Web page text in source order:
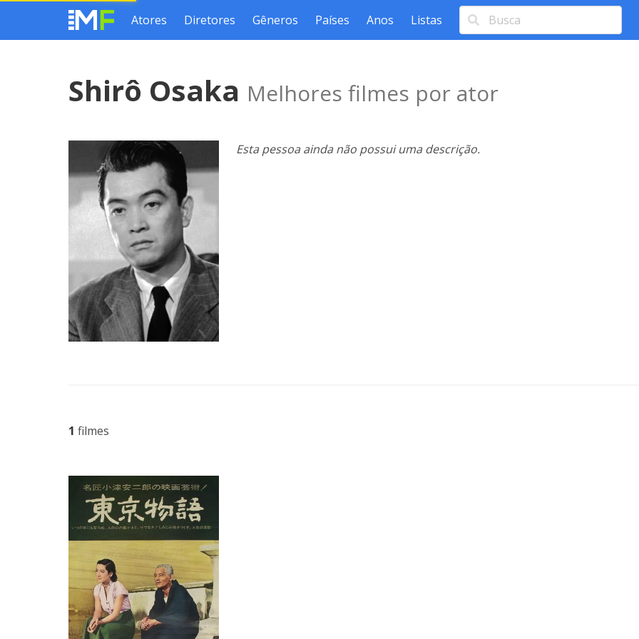
Atores Diretores Gêneros Países Anos Listas
Shirô Osaka Melhores filmes por ator
Esta pessoa ainda não possui uma descrição.
1 filmes